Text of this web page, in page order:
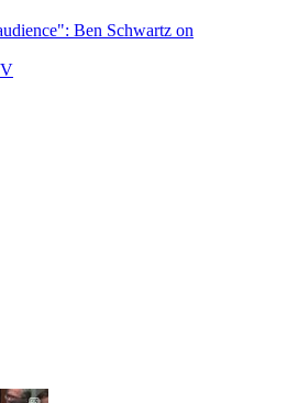
Ben Schwartz on